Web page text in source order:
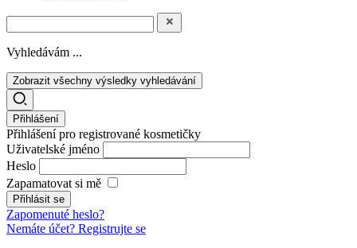
Vyhledávám ...
Zobrazit všechny výsledky vyhledávání
Přihlášení
Přihlášení pro registrované kosmetičky
Uživatelské jméno
Heslo
Zapamatovat si mě
Zapomenuté heslo?
Nemáte účet? Registrujte se